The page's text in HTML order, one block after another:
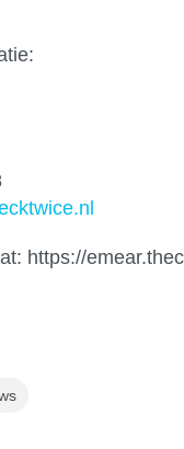
https://